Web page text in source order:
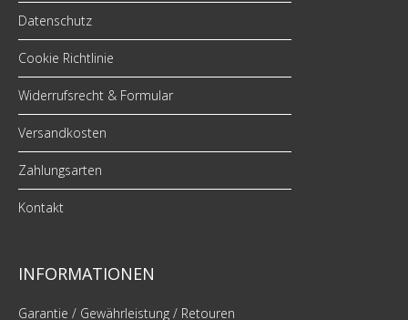
Datenschutz
Cookie Richtlinie
Widerrufsrecht & Formular
Versandkosten
Zahlungsarten
Kontakt
INFORMATIONEN
Garantie / Gewährleistung / Retouren